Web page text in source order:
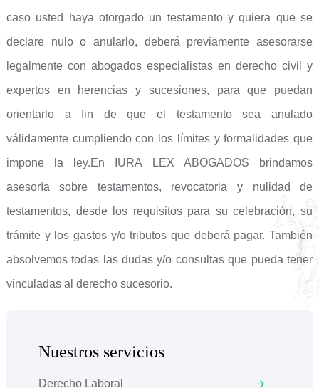
caso usted haya otorgado un testamento y quiera que se
declare nulo o anularlo, deberá previamente asesorarse
legalmente con abogados especialistas en derecho civil y
expertos en herencias y sucesiones, para que puedan
orientarlo a fin de que el testamento sea anulado
válidamente cumpliendo con los límites y formalidades que
impone la ley.En IURA LEX ABOGADOS brindamos
asesoría sobre testamentos, revocatoria y nulidad de
testamentos, desde los requisitos para su celebración, su
trámite y los gastos y/o tributos que deberá pagar. También
absolvemos todas las dudas y/o consultas que pueda tener
vinculadas al derecho sucesorio.
Nuestros servicios
Derecho Laboral